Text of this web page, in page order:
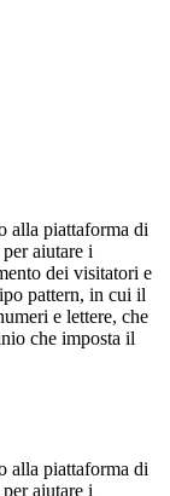
alla piattaforma di
aiutare i
dei visitatori e
pattern, in cui il
e lettere, che
che imposta il
alla piattaforma di
aiutare i